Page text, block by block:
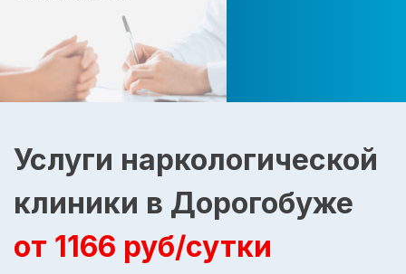
Услуги наркологической
клиники в Дорогобуже
от 1166 руб/сутки